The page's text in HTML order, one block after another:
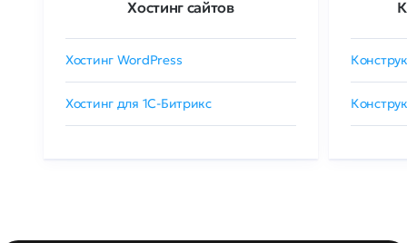
Хостинг сайтов
Хостинг WordPress
Хостинг для 1C-Битрикс